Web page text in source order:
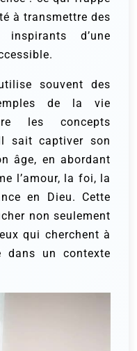
à transmettre des
d’une
souvent des
de la vie
les concepts
sait captiver son
âge, en abordant
l’amour, la foi, la
en Dieu. Cette
non seulement
qui cherchent à
dans un contexte